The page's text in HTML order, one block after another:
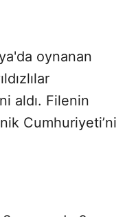
oynanan
aldı. Filenin
Cumhuriyeti’ni